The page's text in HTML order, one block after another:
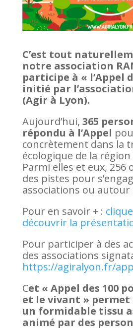
C’est tout
notre association
participe à « l’Appel
initié par
(Agir à Lyon).
Aujourd’hui, 365
répondu à l’Appel
concrètement dans la
écologique de la
Parmi elles et eux, 256
des pistes pour
associations ou autour
Pour en savoir + :
découvrir la
Pour participer à des
des associations
https://agiralyon.fr/
Cet « Appel des 100
et le vivant » permet
un formidable tissu
animé par des